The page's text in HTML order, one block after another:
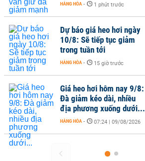
HÀNG HÓA - 1 phút trước
Dự báo giá heo hơi ngày
10/8: Sẽ tiếp tục giảm
trong tuần tới
HÀNG HÓA - 15 giờ trước
Giá heo hơi hôm nay 9/8:
Đà giảm kéo dài, nhiều
địa phương xuống dưới...
HÀNG HÓA - 07:24 | 09/08/2026